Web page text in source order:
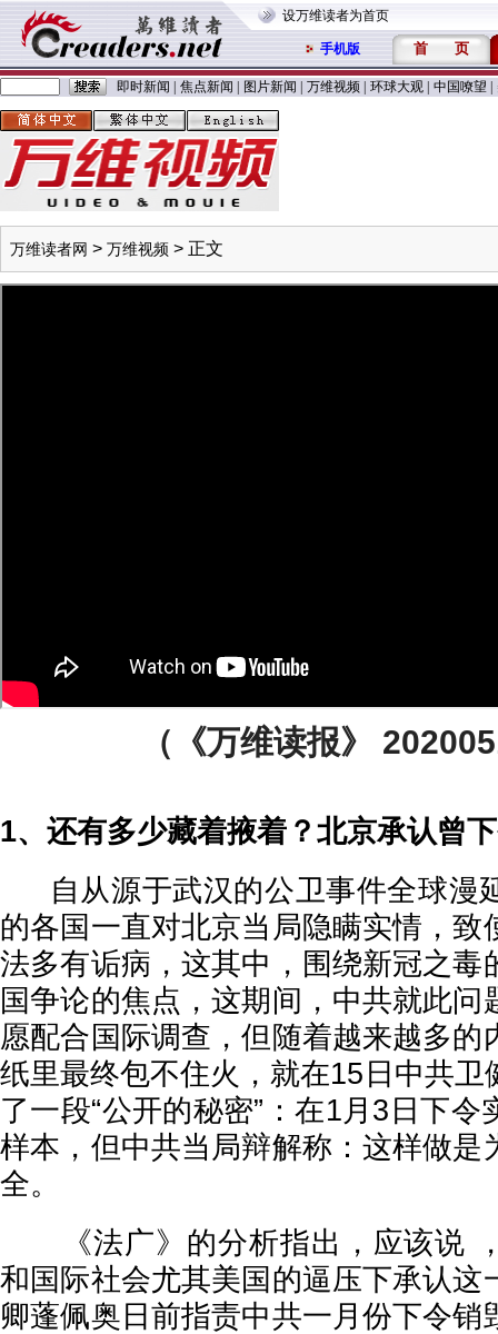
设万维读者为首页
手机版 首 页
即时新闻 焦点新闻 图片新闻 万维视频 环球大观 中国嘹望
万维读者网 > 万维视频 > 正文
（《万维读报》
1、还有多少藏着掖着？北京承认曾
自从源于武汉的公卫事件全球漫
的各国一直对北京当局隐瞒实情，致
法多有诟病，这其中，围绕新冠之毒
国争论的焦点，这期间，中共就此问
愿配合国际调查，但随着越来越多的
纸里最终包不住火，就在15日中共卫
了一段“公开的秘密”：在1月3日下
样本，但中共当局辩解称：这样做是
全。
《法广》的分析指出，应该说
和国际社会尤其美国的逼压下承认这
卿蓬佩奥日前指责中共一月份下令销